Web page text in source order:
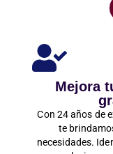
Mejora
Con 24 años de
te
necesidades.